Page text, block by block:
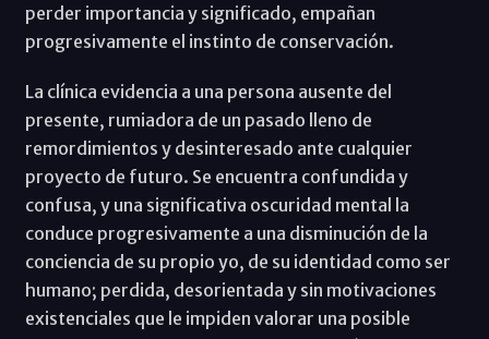
perder importancia y significado, empañan
progresivamente el instinto de conservación.
La clínica evidencia a una persona ausente del
presente, rumiadora de un pasado lleno de
remordimientos y desinteresado ante cualquier
proyecto de futuro. Se encuentra confundida y
confusa, y una significativa oscuridad mental la
conduce progresivamente a una disminución de la
conciencia de su propio yo, de su identidad como ser
humano; perdida, desorientada y sin motivaciones
existenciales que le impiden valorar una posible